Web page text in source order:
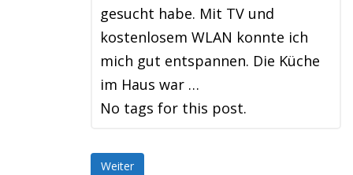
gesucht habe. Mit TV und
kostenlosem WLAN konnte ich
mich gut entspannen. Die Küche
im Haus war …
No tags for this post.
Weiter